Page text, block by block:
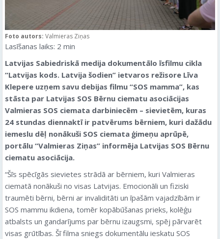
Foto autors: Valmieras Ziņas
Lasīšanas laiks: 2 min
Latvijas Sabiedriskā medija dokumentālo īsfilmu cikla
“Latvijas kods. Latvija šodien” ietvaros režisore Līva
Klepere uzņem savu debijas filmu “SOS mamma”, kas
stāsta par Latvijas SOS Bērnu ciematu asociācijas
Valmieras SOS ciemata darbiniecēm – sievietēm, kuras
24 stundas diennaktī ir patvērums bērniem, kuri dažādu
iemeslu dēļ nonākuši SOS ciemata ģimeņu aprūpē,
portālu “Valmieras Ziņas” informēja Latvijas SOS Bērnu
ciematu asociācija.
“Šīs spēcīgās sievietes strādā ar bērniem, kuri Valmieras
ciematā nonākuši no visas Latvijas. Emocionāli un fiziski
traumēti bērni, bērni ar invaliditāti un īpašām vajadzībām ir
SOS mammu ikdiena, tomēr kopābūšanas prieks, kolēģu
atbalsts un gandarījums par bērnu izaugsmi, spēj pārvarēt
visas grūtības. Šī filma sniegs dokumentālu ieskatu SOS